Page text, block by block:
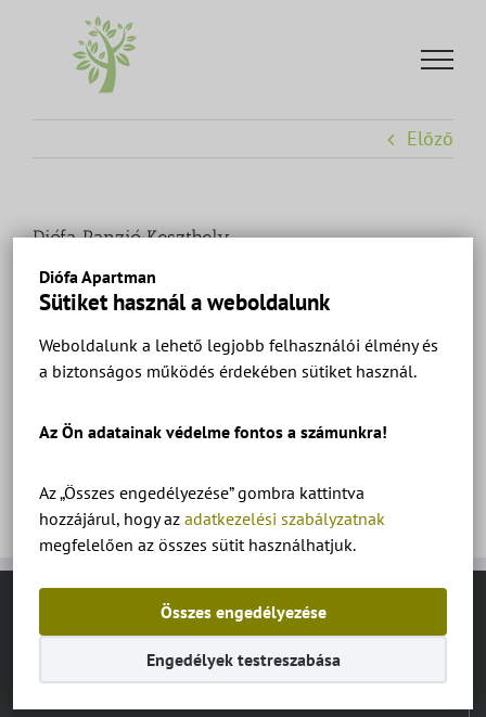
Diófa Apartman
Sütiket használ a weboldalunk
Weboldalunk a lehető legjobb felhasználói élmény és
a biztonságos működés érdekében sütiket használ.
Az Ön adatainak védelme fontos a számunkra!
Az „Összes engedélyezése” gombra kattintva
hozzájárul, hogy az adatkezelési szabályzatnak
megfelelően az összes sütit használhatjuk.
Összes engedélyezése
Engedélyek testreszabása
Előző
Diófa Panzió Keszthely
Diófa Panzió Keszthely – szobák és apartmanok a
NYELV VÁLASZTÓ:
Magyar